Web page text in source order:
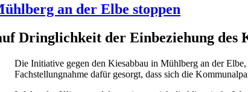
an der Elbe stoppen
Dringlichkeit der Einbeziehung des
Die Initiative gegen den Kiesabbau in Mühlberg an der
Fachstellungnahme dafür gesorgt, dass sich die